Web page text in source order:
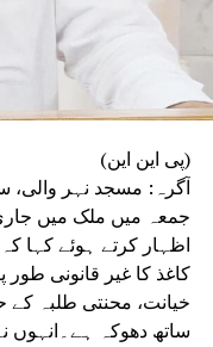
(پی این این)
آگرہ: مسجد نہر والی،
جمعہ میں ملک میں
اظہار کرتے ہوئے کہا
کاغذ کا غیر قانونی طور
خیانت، محنتی طلبہ کے
ساتھ دھوکہ ہے۔انہوں